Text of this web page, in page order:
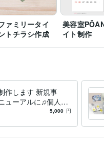
ァミリータイ
トチラシ作成
美容室
イト制作
作します 新規事
ューアルに♫個人、
ません♪お気軽に♬
5,000 円